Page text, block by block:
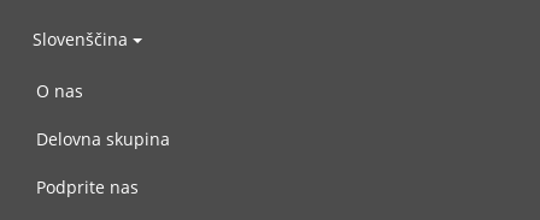
Slovenščina
O nas
Delovna skupina
Podprite nas